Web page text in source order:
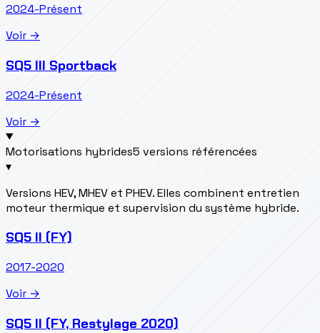
2024-Présent
Voir →
SQ5 III Sportback
2024-Présent
Voir →
Motorisations hybrides5 versions référencées
▾
Versions HEV, MHEV et PHEV. Elles combinent entretien
moteur thermique et supervision du système hybride.
SQ5 II (FY)
2017-2020
Voir →
SQ5 II (FY, Restylage 2020)